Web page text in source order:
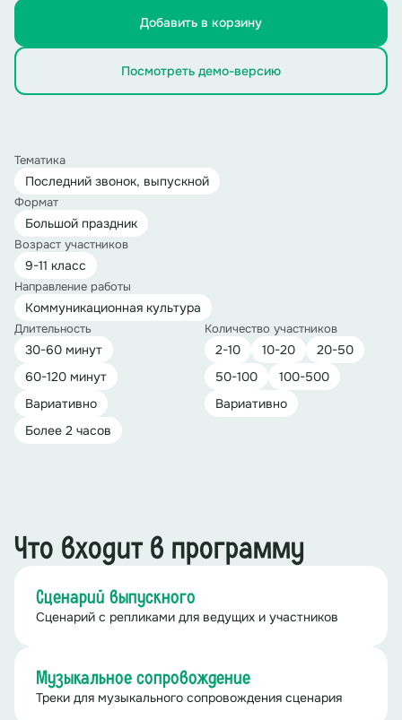
Добавить в корзину
Посмотреть демо-версию
Тематика
Последний звонок, выпускной
Формат
Большой праздник
Возраст участников
9-11 класс
Направление работы
Коммуникационная культура
Длительность
30-60 минут
60-120 минут
Вариативно
Более 2 часов
Количество участников
2-10 10-20
20-50
50-100
100-500
Вариативно
Что входит в программу
Сценарий выпускного
Сценарий с репликами для ведущих и участников
Музыкальное сопровождение
Треки для музыкального сопровождения сценария